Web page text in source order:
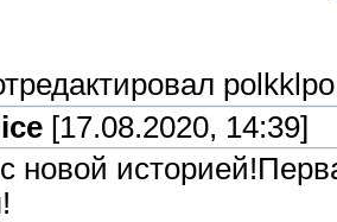
polkklpo
[17.08.2020, 14:39]
новой